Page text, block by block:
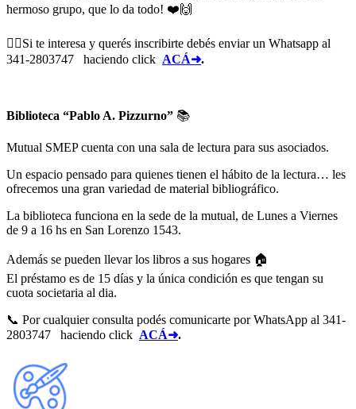
hermoso grupo, que lo da todo! ❤️🙌
👉🏼Si te interesa y querés inscribirte debés enviar un Whatsapp al
341-2803747 haciendo click ACÁ➜.
Biblioteca “Pablo A. Pizzurno” 📚
Mutual SMEP cuenta con una sala de lectura para sus asociados.
Un espacio pensado para quienes tienen el hábito de la lectura… les
ofrecemos una gran variedad de material bibliográfico.
La biblioteca funciona en la sede de la mutual, de Lunes a Viernes
de 9 a 16 hs en San Lorenzo 1543.
Además se pueden llevar los libros a sus hogares 🏠
El préstamo es de 15 días y la única condición es que tengan su
cuota societaria al dia.
📞 Por cualquier consulta podés comunicarte por WhatsApp al 341-
2803747 haciendo click ACÁ➜.